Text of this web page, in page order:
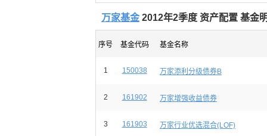
万家基金 2012年2季度 资产配置 基金
序号 基金代码 基金名称
1 150038 万家添利分级债券B
2 161902 万家增强收益债券
3 161903 万家行业优选混合(LOF)